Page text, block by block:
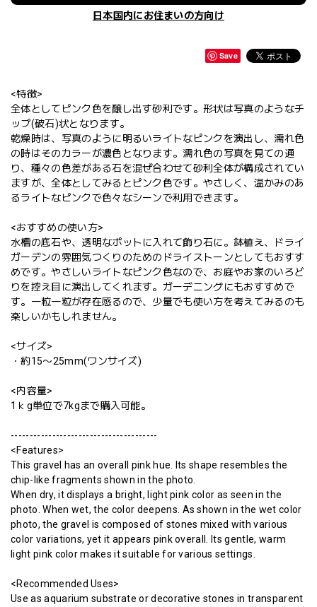
日本国内にお住まいの方向け
Save
<特徴>
全体としてピンク色を醸し出す砂利です。形状は写真のようなチ
ップ(破石)状となります。
乾燥時は、写真のように明るいライトなピンクを演出し、濡れ色
の時はそのカラーが濃色となります。濡れ色の写真を見ての通
り、種々の色差がある石を混ぜ合わせて砂利全体が構成されてい
ますが、全体としてみるとピンク色です。やさしく、温かみのあ
るライトなピンクで色々なシーンで利用できます。
<おすすめの使い方>
水槽の底石や、透明なポットに入れて飾り石に。鉢植え、ドライ
ガーデンの雰囲気つくりのためのドライストーンとしてもおすす
めです。やさしいライトなピンク色なので、お庭やお家のいろど
りを控え目に演出してくれます。ガーデニングにもおすすめで
す。一粒一粒が存在感るので、少量でも使い方を考えてみるのも
楽しいかもしれません。
<サイズ>
・約15〜25mm(ワンサイズ)
<内容量>
1ｋg単位で7kgまで購入可能。
---------------------------------------
<Features>
This gravel has an overall pink hue. Its shape resembles the
chip-like fragments shown in the photo.
When dry, it displays a bright, light pink color as seen in the
photo. When wet, the color deepens. As shown in the wet color
photo, the gravel is composed of stones mixed with various
color variations, yet it appears pink overall. Its gentle, warm
light pink color makes it suitable for various settings.
<Recommended Uses>
Use as aquarium substrate or decorative stones in transparent